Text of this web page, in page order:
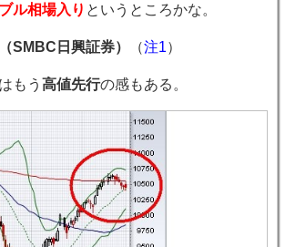
ブル相場入り というところかな。
日興証券） （注1）
もう 高値先行の感もある。